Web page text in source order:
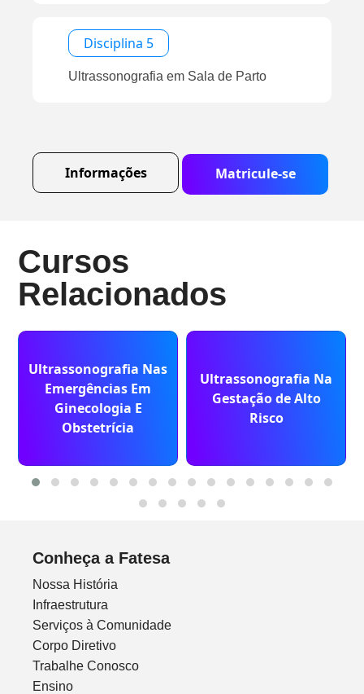
Disciplina 5
Ultrassonografia em Sala de Parto
Informações Matricule-se
Cursos
Relacionados
Ultrassonografia Nas
Emergências Em
Ginecologia E
Obstetrícia
Ultrassonografia Na
Gestação de Alto
Risco
Conheça a Fatesa
Nossa História
Infraestrutura
Serviços à Comunidade
Corpo Diretivo
Trabalhe Conosco
Ensino